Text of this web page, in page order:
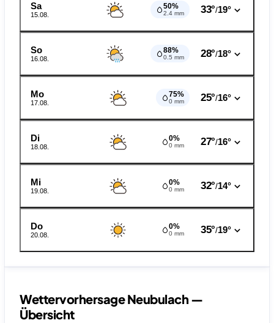
Sa
15.08.
50%
2.4 mm 33°/19°
So
16.08.
88%
0.5 mm 28°/18°
Mo
17.08.
75%
0 mm 25°/16°
Di
18.08.
0%
0 mm 27°/16°
Mi
19.08.
0%
0 mm 32°/14°
Do
20.08.
0%
0 mm 35°/19°
Wettervorhersage Neubulach —
Übersicht